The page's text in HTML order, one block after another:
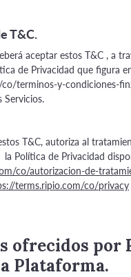
T&C.
aceptar estos T&C , a
de Privacidad que figura
terminos-y-condiciones-
Servicios.
T&C, autoriza al
Política de Privacidad
co/autorizacion-de-
terms.ripio.com/co/privacy
ofrecidos por
Plataforma.